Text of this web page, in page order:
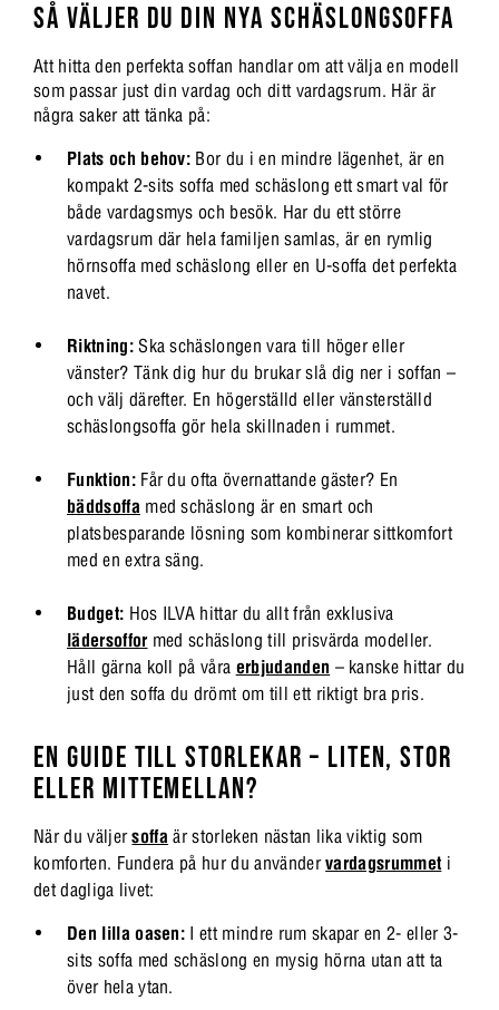
SÅ VÄLJER DU DIN NYA SCHÄSLONGSOFFA
Att hitta den perfekta soffan handlar om att välja en modell
som passar just din vardag och ditt vardagsrum. Här är
några saker att tänka på:
Plats och behov: Bor du i en mindre lägenhet, är en
kompakt 2-sits soffa med schäslong ett smart val för
både vardagsmys och besök. Har du ett större
vardagsrum där hela familjen samlas, är en rymlig
hörnsoffa med schäslong eller en U-soffa det perfekta
navet.
Riktning:Ska schäslongen vara till höger eller
vänster? Tänk dig hur du brukar slå dig ner i soffan –
och välj därefter. En högerställd eller vänsterställd
schäslongsoffa gör hela skillnaden i rummet.
Funktion:Får du ofta övernattande gäster? En
bäddsoffa med schäslong är en smart och
platsbesparande lösning som kombinerar sittkomfort
med en extra säng.
Budget: Hos ILVA hittar du allt från exklusiva
lädersofformed schäslong till prisvärda modeller.
Håll gärna koll på våra erbjudanden – kanske hittar du
just den soffa du drömt om till ett riktigt bra pris.
EN GUIDE TILL STORLEKAR – LITEN, STOR
ELLER MITTEMELLAN?
När du väljersoffa är storleken nästan lika viktig som
komforten. Fundera på hur du användervardagsrummet i
det dagliga livet:
Den lilla oasen: I ett mindre rum skapar en 2- eller 3-
sits soffa med schäslong en mysig hörna utan att ta
över hela ytan.